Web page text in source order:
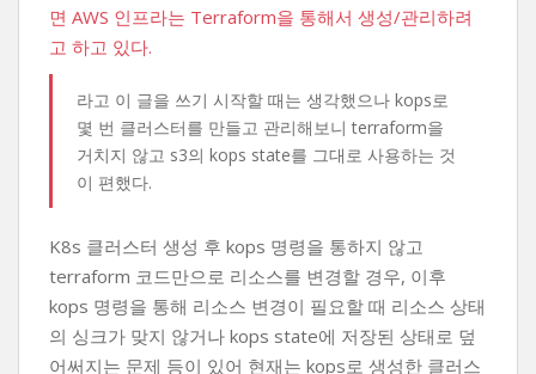
면 AWS 인프라는 Terraform을 통해서 생성/관리하려
고 하고 있다.
라고 이 글을 쓰기 시작할 때는 생각했으나 kops로
몇 번 클러스터를 만들고 관리해보니 terraform을
거치지 않고 s3의 kops state를 그대로 사용하는 것
이 편했다.
K8s 클러스터 생성 후 kops 명령을 통하지 않고
terraform 코드만으로 리소스를 변경할 경우, 이후
kops 명령을 통해 리소스 변경이 필요할 때 리소스 상태
의 싱크가 맞지 않거나 kops state에 저장된 상태로 덮
어써지는 문제 등이 있어 현재는 kops로 생성한 클러스